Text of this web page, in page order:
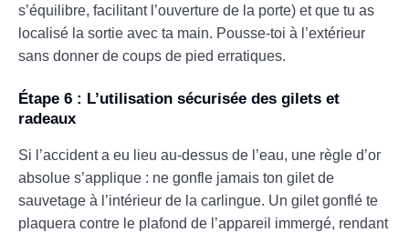
s’équilibre, facilitant l’ouverture de la porte) et que tu as
localisé la sortie avec ta main. Pousse-toi à l’extérieur
sans donner de coups de pied erratiques.
Étape 6 : L’utilisation sécurisée des gilets et
radeaux
Si l’accident a eu lieu au-dessus de l’eau, une règle d’or
absolue s’applique : ne gonfle jamais ton gilet de
sauvetage à l’intérieur de la carlingue. Un gilet gonflé te
plaquera contre le plafond de l’appareil immergé, rendant